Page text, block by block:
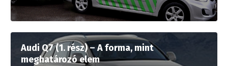
Audi Q7 (1. rész) – A forma, mint
meghatározó elem